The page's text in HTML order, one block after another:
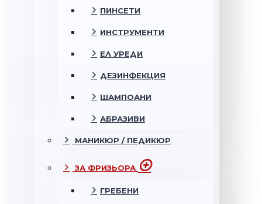
ПИНСЕТИ
ИНСТРУМЕНТИ
ЕЛ УРЕДИ
ДЕЗИНФЕКЦИЯ
ШАМПОАНИ
АБРАЗИВИ
МАНИКЮР / ПЕДИКЮР
ЗА ФРИЗЬОРА
ГРЕБЕНИ